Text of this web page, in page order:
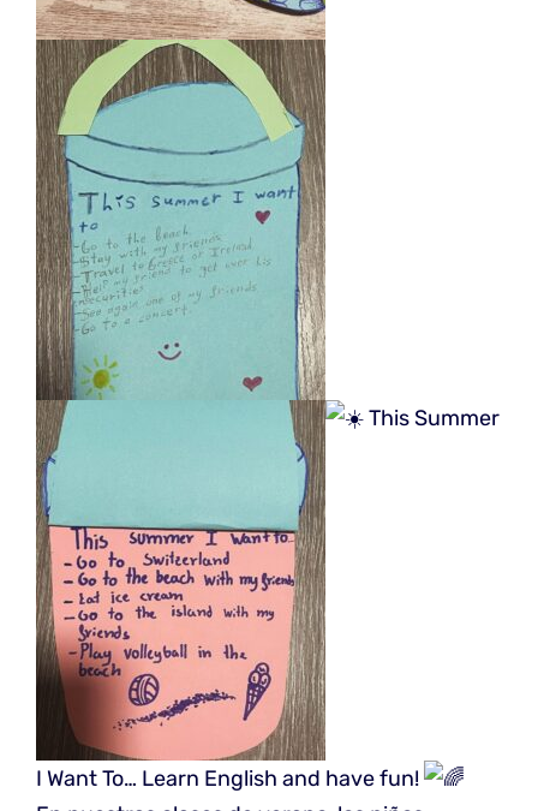
This Summer
I Want To… Learn English and have fun!